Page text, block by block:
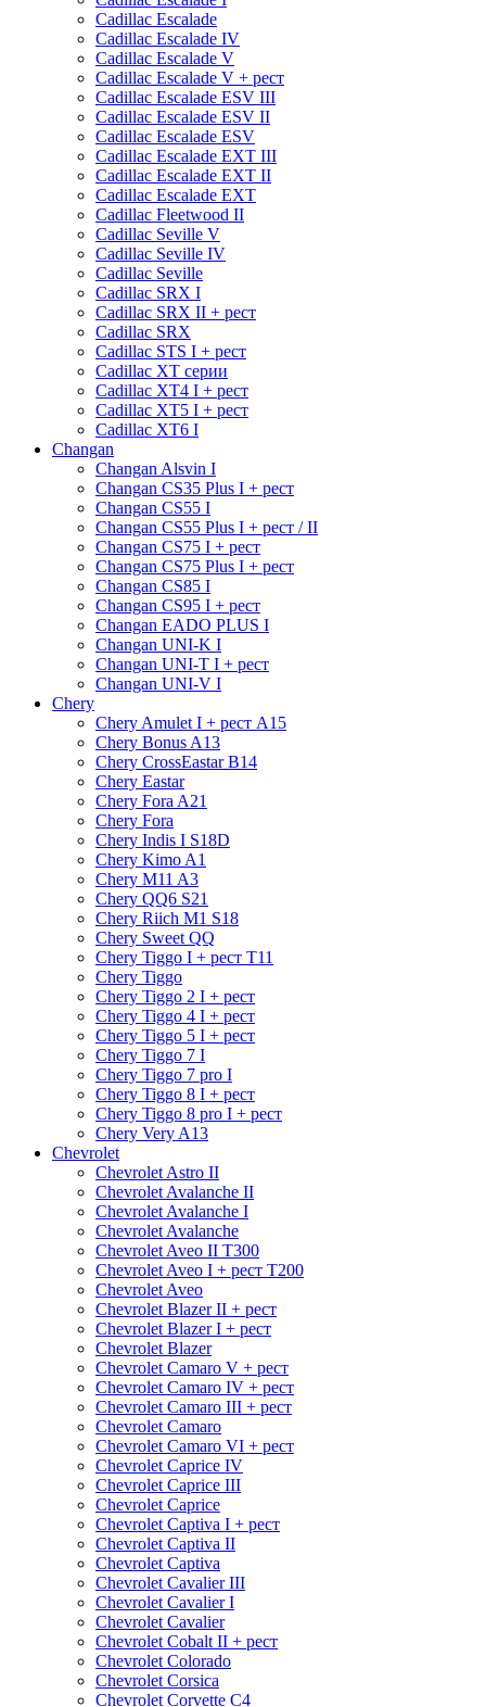
Cadillac Escalade
Cadillac Escalade IV
Cadillac Escalade V
Cadillac Escalade V + рест
Cadillac Escalade ESV III
Cadillac Escalade ESV II
Cadillac Escalade ESV
Cadillac Escalade EXT III
Cadillac Escalade EXT II
Cadillac Escalade EXT
Cadillac Fleetwood II
Cadillac Seville V
Cadillac Seville IV
Cadillac Seville
Cadillac SRX I
Cadillac SRX II + рест
Cadillac SRX
Cadillac STS I + рест
Cadillac XT серии
Cadillac XT4 I + рест
Cadillac XT5 I + рест
Cadillac XT6 I
Changan
Changan Alsvin I
Changan CS35 Plus I + рест
Changan CS55 I
Changan CS55 Plus I + рест / II
Changan CS75 I + рест
Changan CS75 Plus I + рест
Changan CS85 I
Changan CS95 I + рест
Changan EADO PLUS I
Changan UNI-K I
Changan UNI-T I + рест
Changan UNI-V I
Chery
Chery Amulet I + рест A15
Chery Bonus A13
Chery CrossEastar B14
Chery Eastar
Chery Fora A21
Chery Fora
Chery Indis I S18D
Chery Kimo A1
Chery M11 A3
Chery QQ6 S21
Chery Riich M1 S18
Chery Sweet QQ
Chery Tiggo I + рест T11
Chery Tiggo
Chery Tiggo 2 I + рест
Chery Tiggo 4 I + рест
Chery Tiggo 5 I + рест
Chery Tiggo 7 I
Chery Tiggo 7 pro I
Chery Tiggo 8 I + рест
Chery Tiggo 8 pro I + рест
Chery Very A13
Chevrolet
Chevrolet Astro II
Chevrolet Avalanche II
Chevrolet Avalanche I
Chevrolet Avalanche
Chevrolet Aveo II Т300
Chevrolet Aveo I + рест Т200
Chevrolet Aveo
Chevrolet Blazer II + рест
Chevrolet Blazer I + рест
Chevrolet Blazer
Chevrolet Camaro V + рест
Chevrolet Camaro IV + рест
Chevrolet Camaro III + рест
Chevrolet Camaro
Chevrolet Camaro VI + рест
Chevrolet Caprice IV
Chevrolet Caprice III
Chevrolet Caprice
Chevrolet Captiva I + рест
Chevrolet Captiva II
Chevrolet Captiva
Chevrolet Cavalier III
Chevrolet Cavalier I
Chevrolet Cavalier
Chevrolet Cobalt II + рест
Chevrolet Colorado
Chevrolet Corsica
Chevrolet Corvette C4